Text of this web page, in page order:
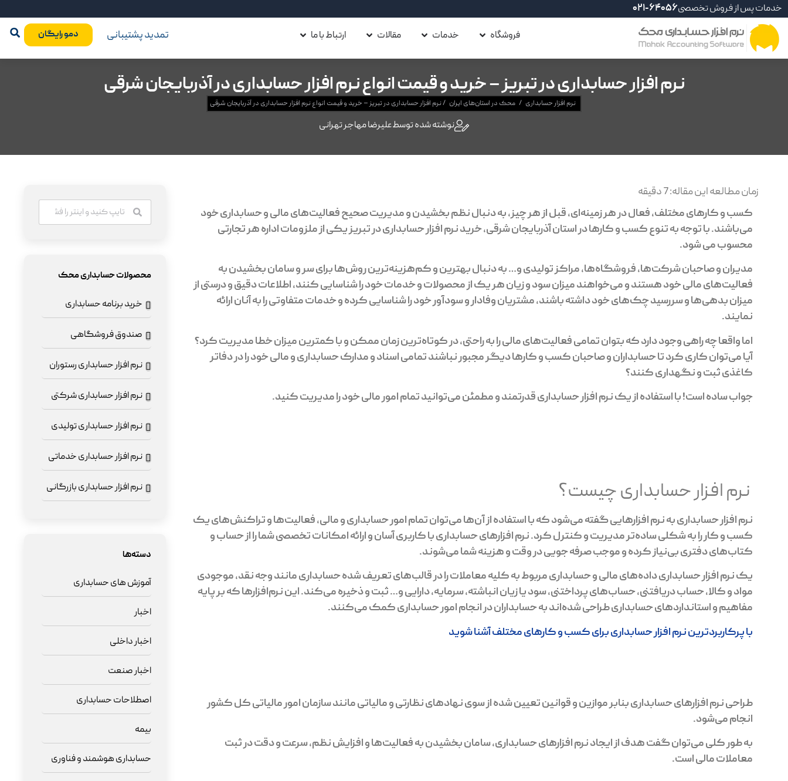
خدمات پس از فروش تخصصی021-64056
فروشگاه خدمات مقالات ارتباط با ما تمدید پشتیبانی دمو رایگان
نرم افزار حسابداری در تبریز – خرید و قیمت انواع نرم افزار حسابداری در آذربایجان شرقی
نرم افزار حسابداری / محک در استان‌های ایران /نرم افزار حسابداری در تبریز – خرید و قیمت انواع نرم افزار حسابداری در آذربایجان شرقی
نوشته شده توسطعلیرضا مهاجر تهرانی
زمان مطالعه این مقاله:7دقیقه
کسب و کارهای مختلف، فعال در هر زمینه‌ای، قبل از هر چیز، به دنبال نظم بخشیدن و مدیریت صحیح فعالیت‌های مالی و حسابداری خود
می‌باشند. با توجه به تنوع کسب و کارها در استان آذربایجان شرقی،خرید نرم افزار حسابداری در تبریزیکی از ملزومات اداره هر تجارتی
محسوب می شود.
مدیران و صاحبان شرکت‌ها، فروشگاه‌ها، مراکز تولیدی و… به دنبال بهترین و کم‌هزینه‌ترین روش‌ها برای سر و سامان بخشیدن به
فعالیت‌های مالی خود هستند و می‌خواهند میزان سود و زیان هر یک از محصولات و خدمات خود را شناسایی کنند، اطلاعات دقیق و درستی از
میزان بدهی‌ها و سررسید چک‌های خود داشته باشند، مشتریان وفادار و سودآور خود را شناسایی کرده و خدمات متفاوتی را به آنان ارائه
نمایند.
اما واقعا چه راهی وجود دارد که بتوان تمامی فعالیت‌های مالی را به راحتی، در کوتاه‌ترین زمان ممکن و با کمترین میزان خطا مدیریت کرد؟
آیا می‌توان کاری کرد تا حسابداران و صاحبان کسب و کارها دیگر مجبور نباشند تمامی اسناد و مدارک حسابداری و مالی خود را در دفاتر
کاغذی ثبت و نگهداری کنند؟
جواب ساده است! با استفاده از یک نرم افزار حسابداری قدرتمند و مطمئن می‌توانید تمام امور مالی خود را مدیریت کنید.
نرم افزار حسابداری چیست؟
نرم افزار حسابداری به نرم افزارهایی گفته می‌شود که با استفاده از آن‌ها می‌توان تمام امور حسابداری و مالی، فعالیت‌ها و تراکنش‌های یک
کسب و کار را به شکلی ساده‌تر مدیریت و کنترل کرد. نرم افزارهای حسابداری با کاربری آسان و ارائه امکانات تخصصی شما را از حساب و
کتاب‌های دفتری بی‌نیاز کرده و موجب صرفه جویی در وقت و هزینه شما می‌شوند.
یک نرم افزار حسابداری داده‌های مالی و حسابداری مربوط به کلیه معاملات را در قالب‌های تعریف شده حسابداری مانند وجه نقد، موجودی
مواد و کالا، حساب دریافتنی، حساب‌های پرداختنی، سود یا زیان انباشته، سرمایه، دارایی و… ثبت و ذخیره می‌کند. این نرم‌افزارها که بر پایه
مفاهیم و استانداردهای حسابداری طراحی شده‌اند به حسابداران در انجام امور حسابداری کمک می‌کنند.
با پرکاربردترین نرم افزار حسابداری برای کسب و کارهای مختلف آشنا شوید
طراحی نرم افزارهای حسابداری بنابر موازین و قوانین تعیین شده از سوی نهادهای نظارتی و مالیاتی مانند سازمان امور مالیاتی کل کشور
انجام می‌شود.
به طور کلی می‌توان گفت هدف از ایجاد نرم افزارهای حسابداری، سامان بخشیدن به فعالیت‌ها و افزایش نظم، سرعت و دقت در ثبت
معاملات مالی است.
محصولات حسابداری محک
خرید برنامه حسابداری
صندوق فروشگاهی
نرم افزار حسابداری رستوران
نرم افزار حسابداری شرکتی
نرم افزار حسابداری تولیدی
نرم افزار حسابداری خدماتی
نرم افزار حسابداری بازرگانی
دسته‌ها
آموزش های حسابداری
اخبار
اخبار داخلی
اخبار صنعت
اصطلاحات حسابداری
بیمه
حسابداری هوشمند و فناوری